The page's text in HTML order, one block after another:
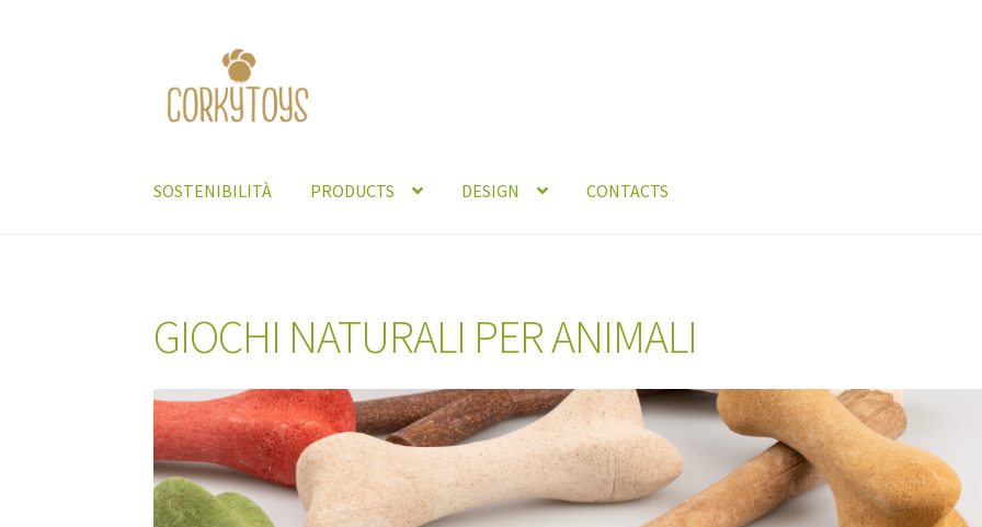
to
navigation
to
content
SOSTENIBILITÀ PRODUCTS DESIGN CONTACTS
GIOCHI NATURALI PER ANIMALI